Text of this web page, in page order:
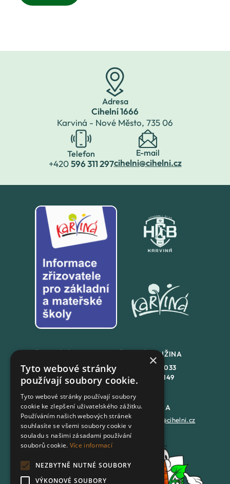
Ostrava. V Planetári
Adresa
Cihelní 1666
Karviná - Nové Město, 735 06
Telefon
+420596 311 297
E-mail
cihelni@cihelni.cz
+420558 846 032
+420702 167 150
ŠKOLNÍ DRUŽINA
558 846 033
+420
702 167 149
DATOVÁ SCHRÁNKA
7batxeb
PODATELNA
epodatelna@cihelni.cz
YOUTUBE
×
Tyto webové stránky
používají soubory cookie.
Tyto webové stránky používají soubory
cookie ke zlepšení uživatelského zážitku.
Používáním našich webových stránek
souhlasíte se všemi soubory cookie v
souladu s našimi zásadami používání
souborů cookie. Více informací
NEZBYTNĚ NUTNÉ SOUBORY
VÝKONOVÉ SOUBORY